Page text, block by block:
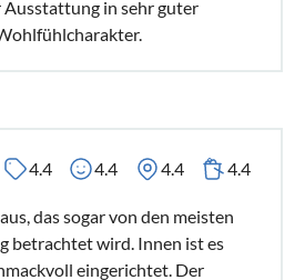
in sehr guter
4.4 4.4 4.4 4.4
das sogar von den meisten
betrachtet wird. Innen ist es
eingerichtet. Der